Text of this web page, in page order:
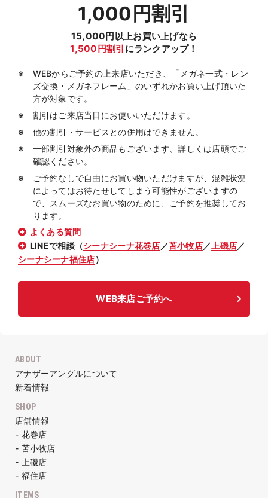
1,000円割引
15,000円以上お買い上げなら
1,500円割引 にランクアップ！
WEBからご予約の上来店いただき、「メガネ一式・レン
ズ交換・メガネフレーム」のいずれかお買い上げ頂いた
方が対象です。
割引はご来店当日にお使いいただけます。
他の割引・サービスとの併用はできません。
一部割引対象外の商品もございます、詳しくは店頭でご
確認ください。
ご予約なしで自由にお買い物いただけますが、混雑状況
によってはお待たせしてしまう可能性がございますの
で、スムーズなお買い物のために、ご予約を推奨してお
ります。
よくある質問
LINEで相談（シーナシーナ花巻店 ／苫小牧店／ 上磯店／
シーナシーナ福住店）
WEB来店ご予約へ
ABOUT
アナザーアングルについて
新着情報
SHOP
店舗情報
- 花巻店
- 苫小牧店
- 上磯店
- 福住店
ITEMS